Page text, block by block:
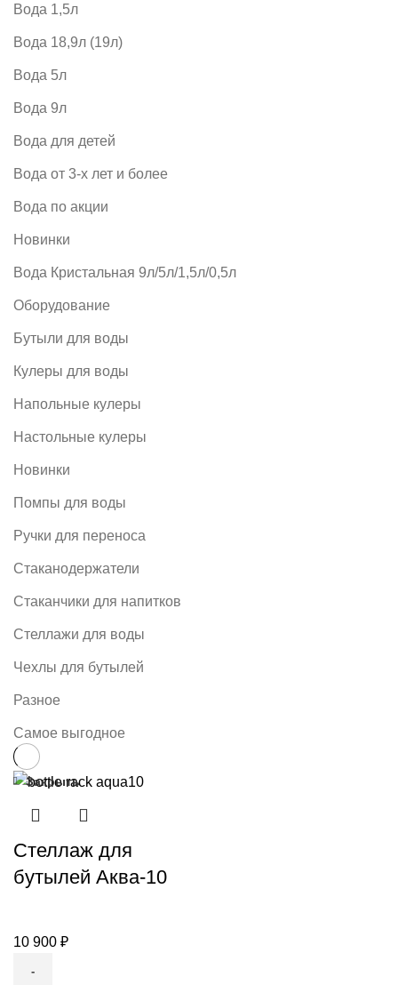
Вода 1,5л
Вода 18,9л (19л)
Вода 5л
Вода 9л
Вода для детей
Вода от 3-х лет и более
Вода по акции
Новинки
Вода Кристальная 9л/5л/1,5л/0,5л
Оборудование
Бутыли для воды
Кулеры для воды
Напольные кулеры
Настольные кулеры
Новинки
Помпы для воды
Ручки для переноса
Стаканодержатели
Стаканчики для напитков
Стеллажи для воды
Чехлы для бутылей
Разное
Самое выгодное
Закрыть
Стеллаж для
бутылей Аква-10
10 900 ₽